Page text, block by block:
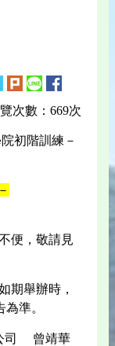
次數：669次
初階訓練－
便，敬請見
期舉辦時，
準。
司 曾靖華